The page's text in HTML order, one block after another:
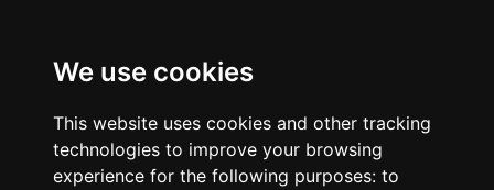
We use cookies
This website uses cookies and other tracking
technologies to improve your browsing
experience for the following purposes: to